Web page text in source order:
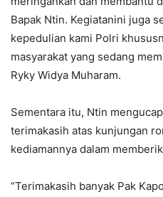
Bapak Ntin. Kegiatanini juga
kepedulian kami Polri
masyarakat yang sedang
Ryky Widya Muharam.
Sementara itu, Ntin
terimakasih atas kunjungan
kediamannya dalam
“Terimakasih banyak Pak